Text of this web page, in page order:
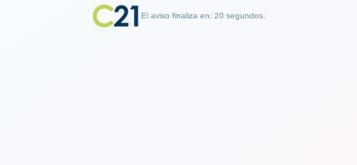
El aviso finaliza en: 19 segundos.